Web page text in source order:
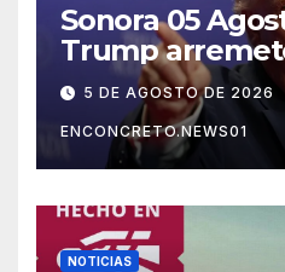
Sonora 05
Trump
México, Canadá
potencias por
abusos
5 DE AGOSTO DE 2026
ENCONCRETO.NEWS01
NOTICIAS